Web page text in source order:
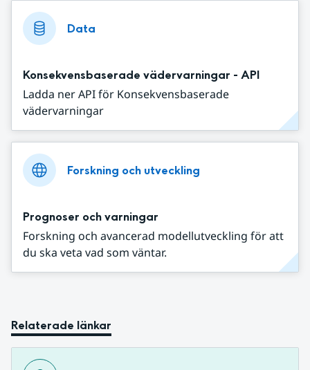
Data
Konsekvensbaserade vädervarningar - API
Ladda ner API för Konsekvensbaserade
vädervarningar
Forskning och utveckling
Prognoser och varningar
Forskning och avancerad modellutveckling för att
du ska veta vad som väntar.
Relaterade länkar